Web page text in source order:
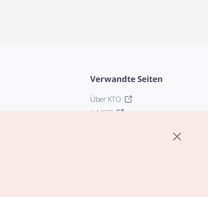
Verwandte Seiten
Über KTO
K-MICE